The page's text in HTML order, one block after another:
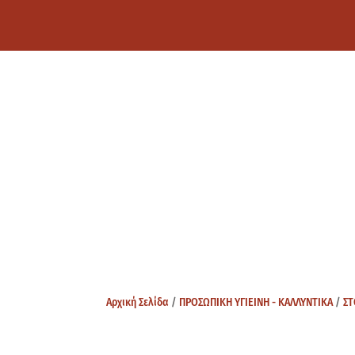
Αρχική Σελίδα / ΠΡΟΣΩΠΙΚΗ ΥΓΙΕΙΝΗ - ΚΑΛΛΥΝΤΙΚΑ/